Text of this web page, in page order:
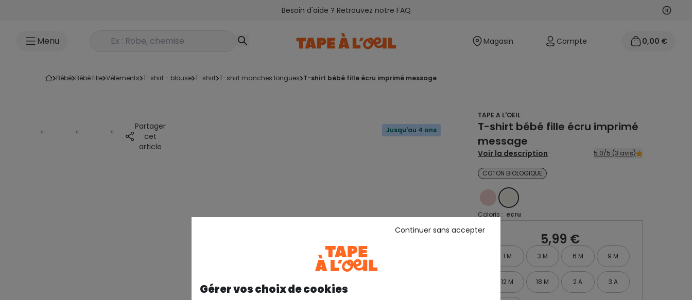
Besoin d'aide ? Retrouvez notre FAQ
Menu Rechercher un produit Magasin Compte 0,00 €
bébé bébé fille vêtements t-shirt - blouse t-shirt t-shirt manches longues t-shirt bébé fille écru imprimé message
Partager
cet
article
Jusqu'au 4 ans
TAPE A L'OEIL
T-shirt bébé fille écru imprimé
message
Voir la description 5.0/5 (3 avis)
COTON BIOLOGIQUE
ROSEECRU
Coloris : ecru
5,99 €
1 M 3 M 6 M 9 M
12 M 18 M 2 A 3 A
Gérer vos choix de cookies
Continuer sans accepter